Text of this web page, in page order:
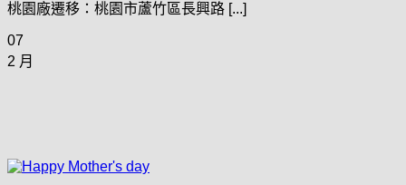
桃園廠遷移：桃園市蘆竹區長興路 [...]
07
2 月